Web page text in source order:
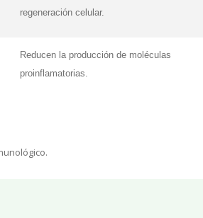
regeneración celular.
Reducen la producción de moléculas
proinflamatorias.